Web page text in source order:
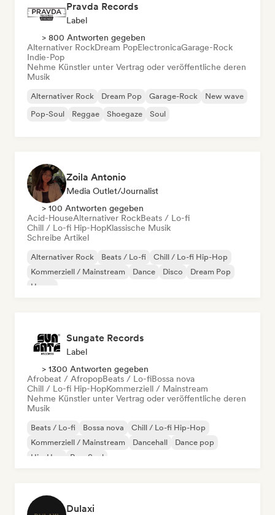
Pravda Records
Label
> 800 Antworten gegeben
Alternativer RockDream PopElectronicaGarage-Rock
Indie-Pop
Nehme Künstler unter Vertrag oder veröffentliche deren
Musik
Alternativer Rock Dream Pop Garage-Rock
New wave
Pop-Soul
Reggae Shoegaze Soul
Zoila Antonio
Media Outlet/Journalist
> 100 Antworten gegeben
Acid-HouseAlternativer RockBeats / Lo-fi
Chill / Lo-fi Hip-HopKlassische Musik
Schreibe Artikel
Alternativer Rock Beats / Lo-fi
Chill / Lo-fi Hip-Hop
Kommerziell / Mainstream
Dance Disco
Dream Pop
House
Sungate Records
Label
> 1300 Antworten gegeben
Afrobeat / AfropopBeats / Lo-fiBossa nova
Chill / Lo-fi Hip-HopKommerziell / Mainstream
Nehme Künstler unter Vertrag oder veröffentliche deren
Musik
Beats / Lo-fi Bossa nova
Chill / Lo-fi Hip-Hop
Kommerziell / Mainstream
Dancehall
Dance pop
Hip-Hop
Pop-Soul
Dulaxi